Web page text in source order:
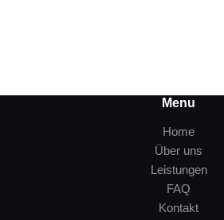
Menu
Home
Über uns
Leistungen
FAQ
Kontakt